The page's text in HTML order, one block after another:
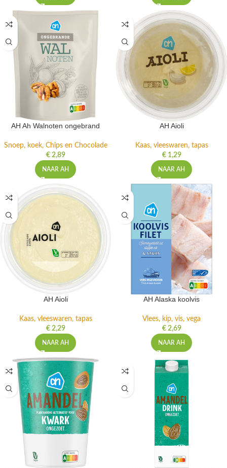
AH Ah Walnoten ongebrand
Snoep, koek, Chips en Chocolade
€2,89
NAAR AH
AH Aioli
Kaas, vleeswaren, tapas
€1,29
NAAR AH
AH Aioli
Kaas, vleeswaren, tapas
€2,29
NAAR AH
AH Alaska koolvis
Vlees, kip, vis, vega
€2,69
NAAR AH